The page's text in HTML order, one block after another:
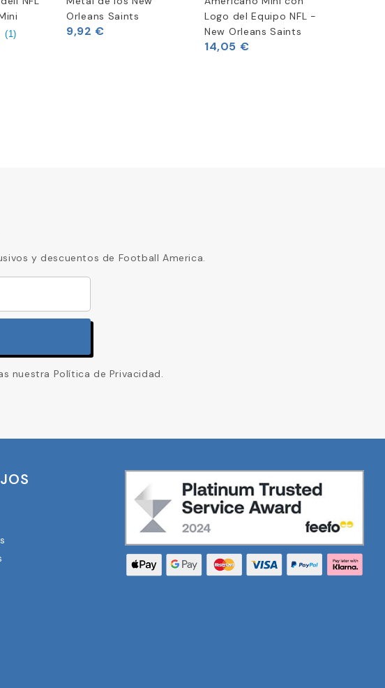
(1)
Orleans Saints
9,92 €
Logo del Equipo NFL -
New Orleans Saints
14,05 €
y descuentos de Football America.
nuestra Política de Privacidad.